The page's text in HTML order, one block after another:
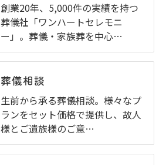
創業20年、5,000件の実績を持つ
葬儀社「ワンハートセレモニ
ー」。葬儀・家族葬を中心…
葬儀相談
生前から承る葬儀相談。様々なプ
ランをセット価格で提供し、故人
様とご遺族様のご意…